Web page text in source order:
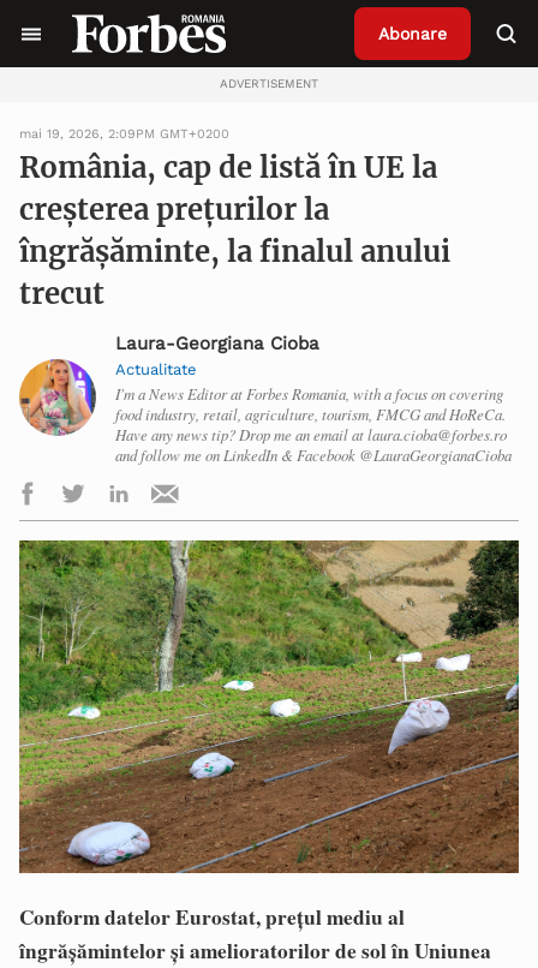
Abonare
ADVERTISEMENT
mai 19, 2026, 2:09PM GMT+0200
România, cap de listă în UE la
creșterea prețurilor la
îngrășăminte, la finalul anului
trecut
Laura-Georgiana Cioba
Actualitate
I'm a News Editor at Forbes Romania, with a focus on covering
food industry, retail, agriculture, tourism, FMCG and HoReCa.
Have any news tip? Drop me an email at laura.cioba@forbes.ro
and follow me on LinkedIn & Facebook @LauraGeorgianaCioba
Conform datelor Eurostat, preţul mediu al
îngrăşămintelor şi amelioratorilor de sol în Uniunea